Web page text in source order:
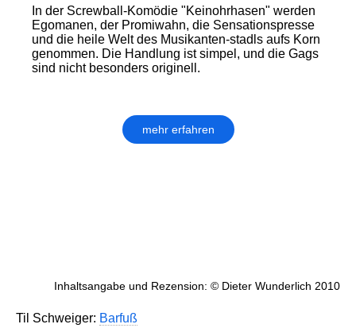
In der Screwball-Komödie "Keinohrhasen" werden
Egomanen, der Promiwahn, die Sensationspresse
und die heile Welt des Musikanten-stadls aufs Korn
genommen. Die Handlung ist simpel, und die Gags
sind nicht besonders originell.
mehr erfahren
Inhaltsangabe und Rezension: © Dieter Wunderlich 2010
Til Schweiger: Barfuß